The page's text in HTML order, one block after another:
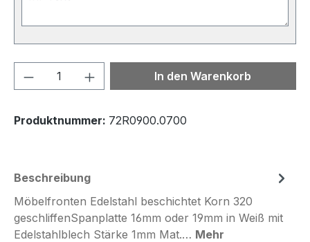
Produkt Anzahl: Gib denIn den Warenkorb
Produktnummer: 72R0900.0700
Beschreibung
Möbelfronten Edelstahl beschichtet Korn 320
geschliffenSpanplatte 16mm oder 19mm in Weiß mit
Edelstahlblech Stärke 1mm Mat.… Mehr